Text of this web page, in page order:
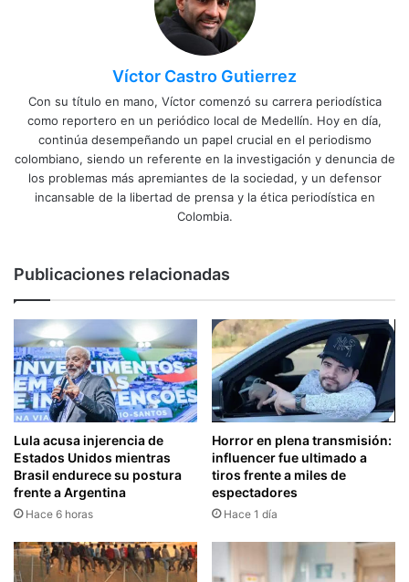
Víctor Castro Gutierrez
Con su título en mano, Víctor comenzó su carrera periodística
como reportero en un periódico local de Medellín. Hoy en día,
continúa desempeñando un papel crucial en el periodismo
colombiano, siendo un referente en la investigación y denuncia de
los problemas más apremiantes de la sociedad, y un defensor
incansable de la libertad de prensa y la ética periodística en
Colombia.
Publicaciones relacionadas
Lula acusa injerencia de
Estados Unidos mientras
Brasil endurece su postura
frente a Argentina
Hace 6 horas
Horror en plena transmisión:
influencer fue ultimado a
tiros frente a miles de
espectadores
Hace 1 día